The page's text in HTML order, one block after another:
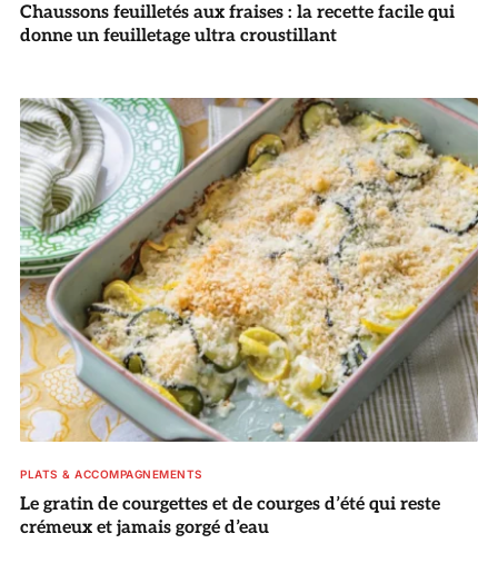
Chaussons feuilletés aux fraises : la recette facile qui
donne un feuilletage ultra croustillant
PLATS & ACCOMPAGNEMENTS
Le gratin de courgettes et de courges d’été qui reste
crémeux et jamais gorgé d’eau